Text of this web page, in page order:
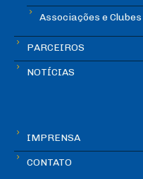
Associações e Clubes
PARCEIROS
NOTÍCIAS
IMPRENSA
CONTATO